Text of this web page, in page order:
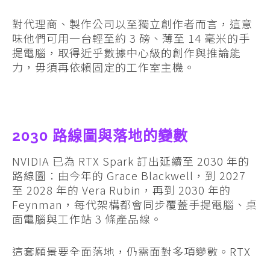
對代理商、製作公司以至獨立創作者而言，這意
味他們可用一台輕至約 3 磅、薄至 14 毫米的手
提電腦，取得近乎數據中心級的創作與推論能
力，毋須再依賴固定的工作室主機。
2030 路線圖與落地的變數
NVIDIA 已為 RTX Spark 訂出延續至 2030 年的
路線圖：由今年的 Grace Blackwell，到 2027
至 2028 年的 Vera Rubin，再到 2030 年的
Feynman，每代架構都會同步覆蓋手提電腦、桌
面電腦與工作站 3 條產品線。
這套願景要全面落地，仍需面對多項變數。RTX